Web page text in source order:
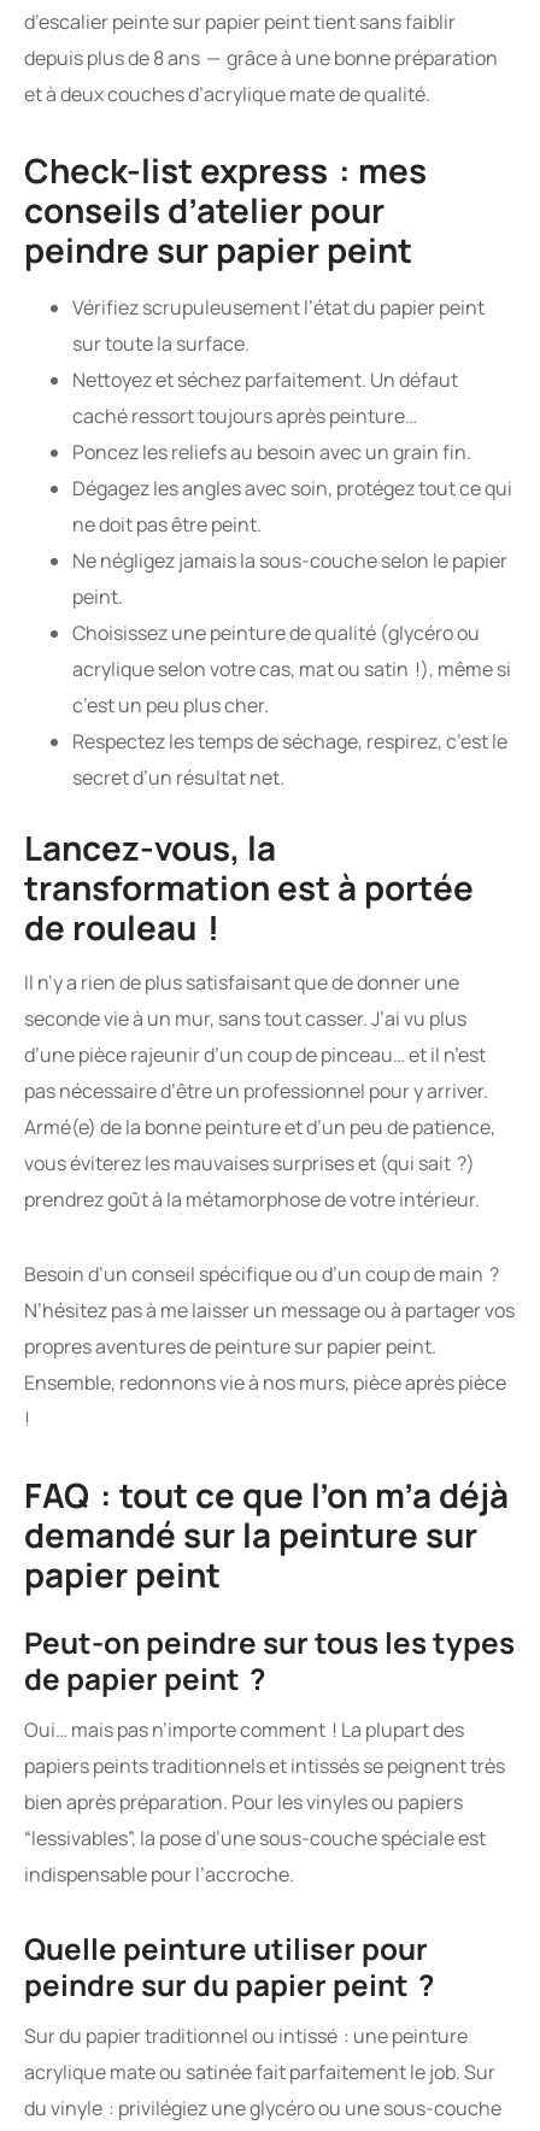
d’escalier peinte sur papier peint tient sans faiblir
depuis plus de 8 ans — grâce à une bonne préparation
et à deux couches d’acrylique mate de qualité.
Check-list express : mes
conseils d’atelier pour
peindre sur papier peint
Vérifiez scrupuleusement l’état du papier peint
sur toute la surface.
Nettoyez et séchez parfaitement. Un défaut
caché ressort toujours après peinture…
Poncez les reliefs au besoin avec un grain fin.
Dégagez les angles avec soin, protégez tout ce qui
ne doit pas être peint.
Ne négligez jamais la sous-couche selon le papier
peint.
Choisissez une peinture de qualité (glycéro ou
acrylique selon votre cas, mat ou satin !), même si
c’est un peu plus cher.
Respectez les temps de séchage, respirez, c’est le
secret d’un résultat net.
Lancez-vous, la
transformation est à portée
de rouleau !
Il n’y a rien de plus satisfaisant que de donner une
seconde vie à un mur, sans tout casser. J’ai vu plus
d’une pièce rajeunir d’un coup de pinceau… et il n’est
pas nécessaire d’être un professionnel pour y arriver.
Armé(e) de la bonne peinture et d’un peu de patience,
vous éviterez les mauvaises surprises et (qui sait ?)
prendrez goût à la métamorphose de votre intérieur.
Besoin d’un conseil spécifique ou d’un coup de main ?
N’hésitez pas à me laisser un message ou à partager vos
propres aventures de peinture sur papier peint.
Ensemble, redonnons vie à nos murs, pièce après pièce
!
FAQ : tout ce que l’on m’a déjà
demandé sur la peinture sur
papier peint
Peut-on peindre sur tous les types
de papier peint ?
Oui… mais pas n’importe comment ! La plupart des
papiers peints traditionnels et intissés se peignent très
bien après préparation. Pour les vinyles ou papiers
“lessivables”, la pose d’une sous-couche spéciale est
indispensable pour l’accroche.
Quelle peinture utiliser pour
peindre sur du papier peint ?
Sur du papier traditionnel ou intissé : une peinture
acrylique mate ou satinée fait parfaitement le job. Sur
du vinyle : privilégiez une glycéro ou une sous-couche